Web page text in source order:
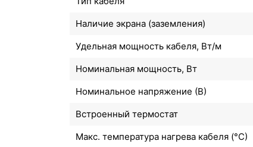
Наличие экрана (заземления)
Удельная мощность кабеля, Вт/м
Номинальная мощность, Вт
Номинальное напряжение (В)
Встроенный термостат
Макс. температура нагрева кабеля (°С)